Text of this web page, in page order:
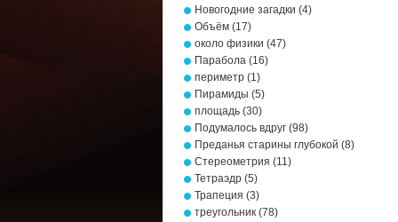
Новогодние загадки (4)
Объём (17)
около физики (47)
Парабола (16)
периметр (1)
Пирамиды (5)
площадь (30)
Подумалось вдруг (98)
Преданья старины глубокой (8)
Стереометрия (11)
Тетраэдр (5)
Трапеция (3)
треугольник (78)